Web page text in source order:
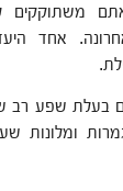
משתוקקים
אחד
בעלת שפע רב
ומלונות